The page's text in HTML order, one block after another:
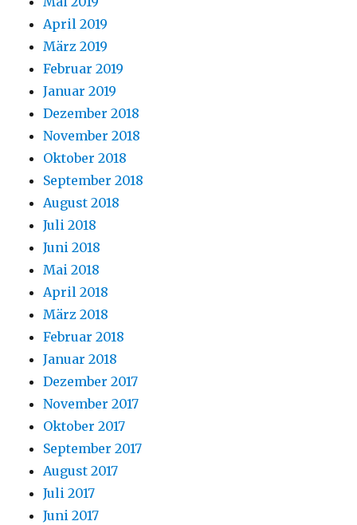
April 2019
März 2019
Februar 2019
Januar 2019
Dezember 2018
November 2018
Oktober 2018
September 2018
August 2018
Juli 2018
Juni 2018
Mai 2018
April 2018
März 2018
Februar 2018
Januar 2018
Dezember 2017
November 2017
Oktober 2017
September 2017
August 2017
Juli 2017
Juni 2017